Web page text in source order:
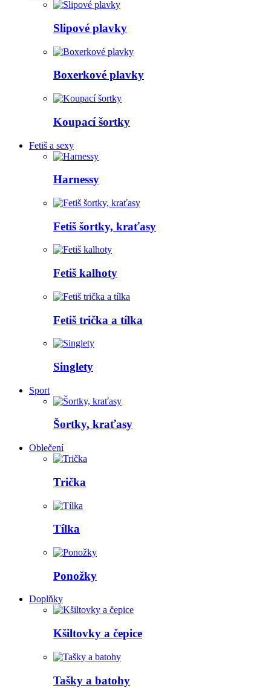
Slipové plavky
Boxerkové plavky
Koupací šortky
Fetiš a sexy
Harnessy
Fetiš šortky, kraťasy
Fetiš kalhoty
Fetiš trička a tílka
Singlety
Sport
Šortky, kraťasy
Oblečení
Trička
Tílka
Ponožky
Doplňky
Kšiltovky a čepice
Tašky a batohy